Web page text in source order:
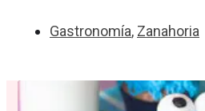
Gastronomía, Zanahoria